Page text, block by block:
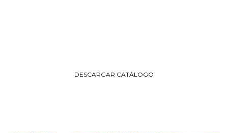
DESCARGAR CATÁLOGO